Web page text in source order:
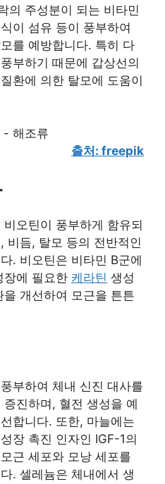
의 주성분이 되는 비타민
이 섬유 등이 풍부하여
를 예방합니다. 특히 다
부하기 때문에 갑상선의
환에 의한 탈모에 도움이
출처: freepik
오틴이 풍부하게 함유되
비듬, 탈모 등의 전반적인
. 비오틴은 비타민 B군에
장에 필요한 케라틴 생성
개선하여 모근을 튼튼
부하여 체내 신진 대사를
진하며, 혈전 생성을 예
합니다. 또한, 마늘에는
장 촉진 인자인 IGF-1의
근 세포와 모낭 세포를
. 셀레늄은 체내에서 생